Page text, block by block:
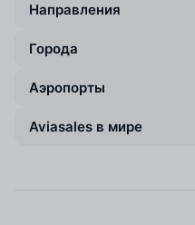
Направления
Города
Аэропорты
Aviasales в мире